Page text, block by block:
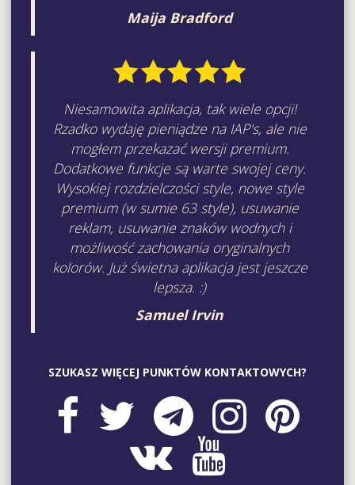
Maija Bradford
Niesamowita aplikacja, tak wiele opcji!
Rzadko wydaję pieniądze na IAP's, ale nie
mogłem przekazać wersji premium.
Dodatkowe funkcje są warte swojej ceny.
Wysokiej rozdzielczości style, nowe style
premium (w sumie 63 style), usuwanie
reklam, usuwanie znaków wodnych i
możliwość zachowania oryginalnych
kolorów. Już świetna aplikacja jest jeszcze
lepsza. :)
Samuel Irvin
SZUKASZ WIĘCEJ PUNKTÓW KONTAKTOWYCH?